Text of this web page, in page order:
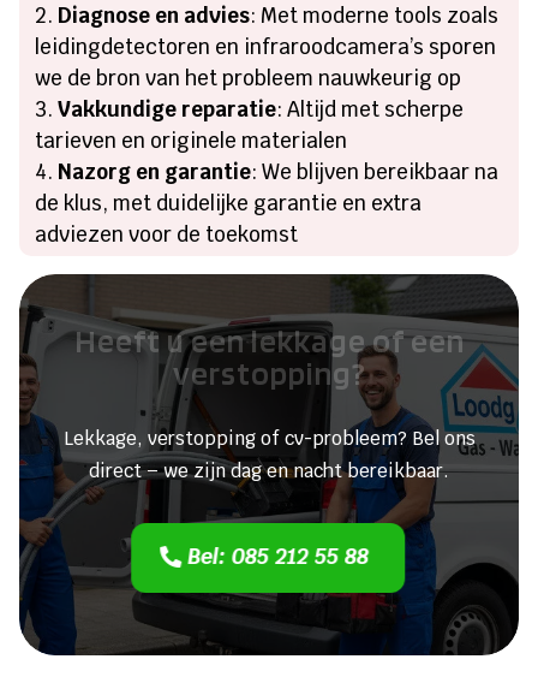
Diagnose en advies: Met moderne tools zoals
leidingdetectoren en infraroodcamera’s sporen
we de bron van het probleem nauwkeurig op
Vakkundige reparatie: Altijd met scherpe
tarieven en originele materialen
Nazorg en garantie: We blijven bereikbaar na
de klus, met duidelijke garantie en extra
adviezen voor de toekomst
Heeft u een lekkage of een
verstopping?
Lekkage, verstopping of cv-probleem? Bel ons
direct – we zijn dag en nacht bereikbaar.
Bel: 085 212 55 88